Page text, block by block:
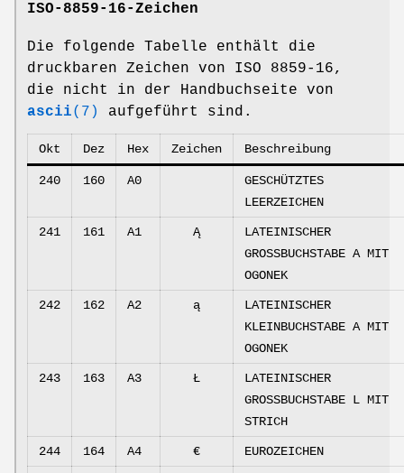
ISO-8859-16-Zeichen
Die folgende Tabelle enthält die
druckbaren Zeichen von ISO 8859-16,
die nicht in der Handbuchseite von
ascii(7) aufgeführt sind.
Okt Dez Hex Zeichen Beschreibung
240 160 A0
GESCHÜTZTES
LEERZEICHEN
241 161 A1 Ą
LATEINISCHER
GROSSBUCHSTABE A MIT
OGONEK
242 162 A2 ą
LATEINISCHER
KLEINBUCHSTABE A MIT
OGONEK
243 163 A3 Ł
LATEINISCHER
GROSSBUCHSTABE L MIT
STRICH
244 164 A4 € EUROZEICHEN